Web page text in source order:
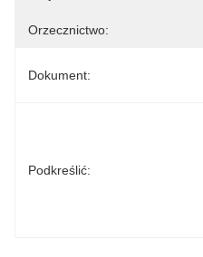
Orzecznictwo:
Dokument:
Podkreślić: